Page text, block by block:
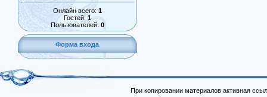
Онлайн всего: 1
Гостей: 1
Пользователей: 0
Форма входа
При копировании материалов активная